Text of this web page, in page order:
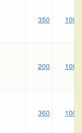
350 100
200 100
360 100